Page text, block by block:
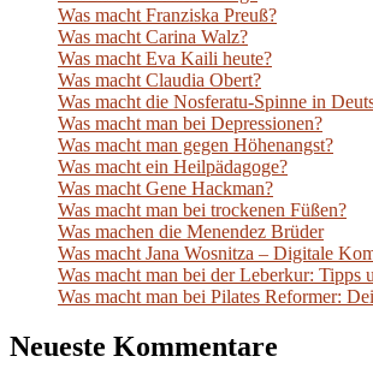
Was macht Franziska Preuß?
Was macht Carina Walz?
Was macht Eva Kaili heute?
Was macht Claudia Obert?
Was macht die Nosferatu-Spinne in
Was macht man bei Depressionen?
Was macht man gegen Höhenangst?
Was macht ein Heilpädagoge?
Was macht Gene Hackman?
Was macht man bei trockenen Füßen?
Was machen die Menendez Brüder
Was macht Jana Wosnitza – Digitale
Was macht man bei der Leberkur: Tipps
Was macht man bei Pilates Reformer:
Neueste Kommentare